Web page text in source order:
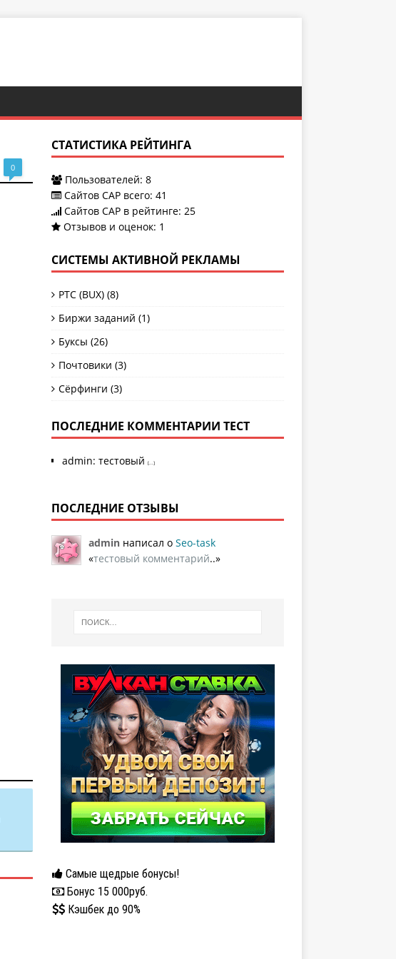
0
СТАТИСТИКА РЕЙТИНГА
Пользователей: 8
Сайтов САР всего: 41
Сайтов САР в рейтинге: 25
Отзывов и оценок: 1
СИСТЕМЫ АКТИВНОЙ РЕКЛАМЫ
PTC (BUX)(8)
Биржи заданий (1)
Буксы (26)
Почтовики (3)
Сёрфинги (3)
ПОСЛЕДНИЕ КОММЕНТАРИИ ТЕСТ
admin: тестовый [...]
ПОСЛЕДНИЕ ОТЗЫВЫ
adminнаписал о Seo-task
«тестовый комментарий..»
Самые щедрые бонусы!
Бонус 15 000руб.
Кэшбек до 90%